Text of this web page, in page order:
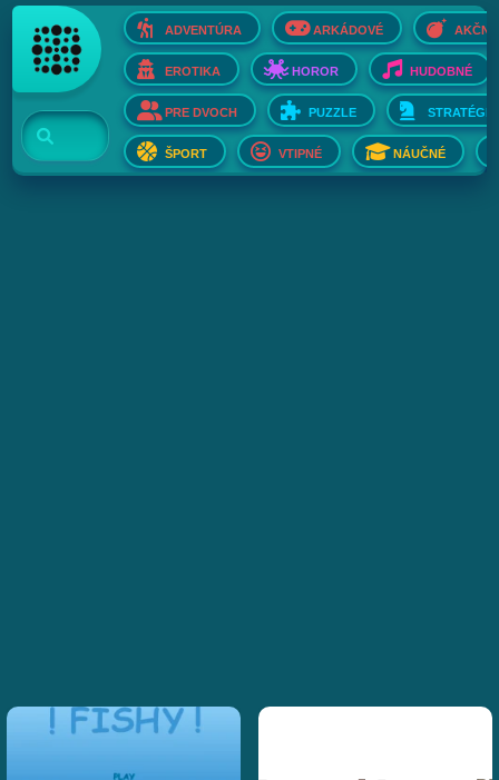
ADVENTÚRA ARKÁDOVÉ AKČNÉ
EROTIKA HOROR HUDOBNÉ
PRE DVOCH PUZZLE STRATÉGIE
ŠPORT VTIPNÉ NÁUČNÉ